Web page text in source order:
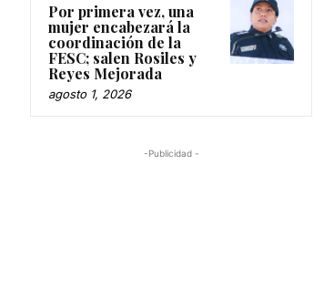
Por primera vez, una
mujer encabezará la
coordinación de la
FESC; salen Rosiles y
Reyes Mejorada
agosto 1, 2026
-Publicidad -